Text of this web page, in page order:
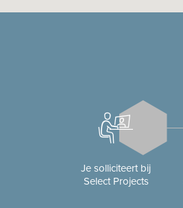
Je solliciteert bij
Select Projects